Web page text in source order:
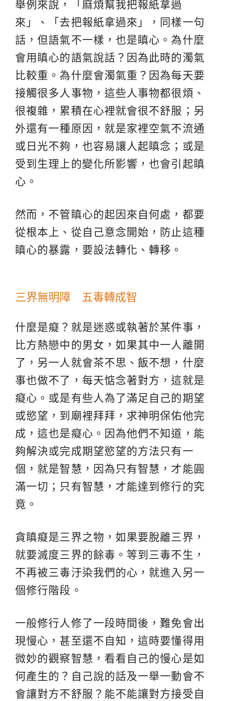
舉例來說，「麻煩幫我把報紙拿過
來」、「去把報紙拿過來」，同樣一句
話，但語氣不一樣，也是瞋心。為什麼
會用瞋心的語氣說話？因為此時的濁氣
比較重。為什麼會濁氣重？因為每天要
接觸很多人事物，這些人事物都很煩、
很複雜，累積在心裡就會很不舒服；另
外還有一種原因，就是家裡空氣不流通
或日光不夠，也容易讓人起瞋念；或是
受到生理上的變化所影響，也會引起瞋
心。
然而，不管瞋心的起因來自何處，都要
從根本上、從自己意念開始，防止這種
瞋心的暴露，要設法轉化、轉移。
三界無明障 五毒轉成智
什麼是癡？就是迷惑或執著於某件事，
比方熱戀中的男女，如果其中一人離開
了，另一人就會茶不思、飯不想，什麼
事也做不了，每天惦念著對方，這就是
癡心。或是有些人為了滿足自己的期望
或慾望，到廟裡拜拜，求神明保佑他完
成，這也是癡心。因為他們不知道，能
夠解決或完成期望慾望的方法只有一
個，就是智慧，因為只有智慧，才能圓
滿一切；只有智慧，才能達到修行的究
竟。
貪瞋癡是三界之物，如果要脫離三界，
就要滅度三界的餘毒。等到三毒不生，
不再被三毒汙染我們的心，就進入另一
個修行階段。
一般修行人修了一段時間後，難免會出
現慢心，甚至還不自知，這時要懂得用
微妙的觀察智慧，看看自己的慢心是如
何產生的？自己說的話及一舉一動會不
會讓對方不舒服？能不能讓對方接受自